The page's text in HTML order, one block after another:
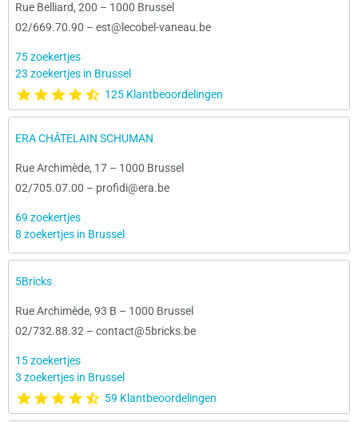
Rue Belliard, 200 – 1000 Brussel
02/669.70.90 – est@lecobel-vaneau.be
75 zoekertjes
23 zoekertjes in Brussel
125 Klantbeoordelingen
ERA CHÂTELAIN SCHUMAN
Rue Archimède, 17 – 1000 Brussel
02/705.07.00 – profidi@era.be
69 zoekertjes
8 zoekertjes in Brussel
5Bricks
Rue Archimède, 93 B – 1000 Brussel
02/732.88.32 – contact@5bricks.be
15 zoekertjes
3 zoekertjes in Brussel
59 Klantbeoordelingen